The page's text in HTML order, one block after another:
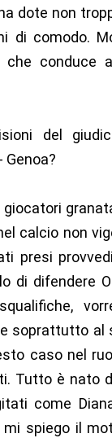
dote non
di comodo.
conduce
del
giocatori
calcio non
presi
di difendere
soprattutto al
caso nel
Tutto è nato
come
spiego il